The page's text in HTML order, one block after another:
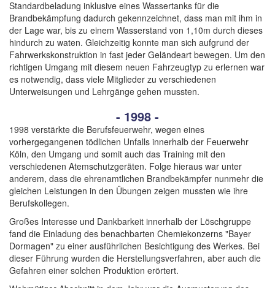
Standardbeladung inklusive eines Wassertanks für die
Brandbekämpfung dadurch gekennzeichnet, dass man mit ihm in
der Lage war, bis zu einem Wasserstand von 1,10m durch dieses
hindurch zu waten. Gleichzeitig konnte man sich aufgrund der
Fahrwerkskonstruktion in fast jeder Geländeart bewegen. Um den
richtigen Umgang mit diesem neuen Fahrzeugtyp zu erlernen war
es notwendig, dass viele Mitglieder zu verschiedenen
Unterweisungen und Lehrgänge gehen mussten.
- 1998 -
1998 verstärkte die Berufsfeuerwehr, wegen eines
vorhergegangenen tödlichen Unfalls innerhalb der Feuerwehr
Köln, den Umgang und somit auch das Training mit den
verschiedenen Atemschutzgeräten. Folge hieraus war unter
anderem, dass die ehrenamtlichen Brandbekämpfer nunmehr die
gleichen Leistungen in den Übungen zeigen mussten wie ihre
Berufskollegen.
Großes Interesse und Dankbarkeit innerhalb der Löschgruppe
fand die Einladung des benachbarten Chemiekonzerns "Bayer
Dormagen" zu einer ausführlichen Besichtigung des Werkes. Bei
dieser Führung wurden die Herstellungsverfahren, aber auch die
Gefahren einer solchen Produktion erörtert.